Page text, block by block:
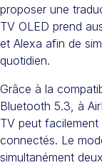
proposer une
TV OLED prend
et Alexa afin de
quotidien.
Grâce à la
Bluetooth 5.3, à
TV peut
connectés. Le
simultanément